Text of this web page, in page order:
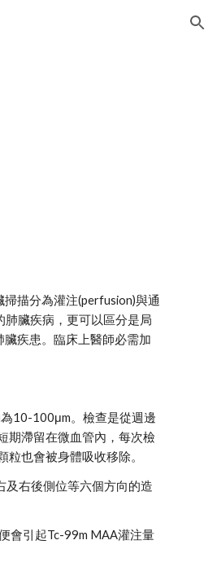
描分為灌注(perfusion)與通
臟疾病，更可以區分是局
疾患。臨床上醫師必需加
10-100μm。檢查是從週邊
期滯留在微血管內，每次檢
粒也會被身體吸收移除。
及右後側位等六個方向的造
會引起Tc-99m MAA灌注量